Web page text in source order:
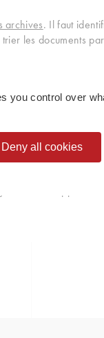
archives. Il faut
les documents
éliminées par
Le support physique
Uncertificat
Faites appel à
you control over
Deny all cookies